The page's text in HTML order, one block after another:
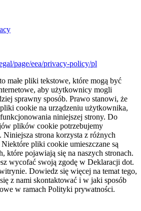
page/eea/privacy-policy/pl
małe pliki tekstowe, które mogą być
aby użytkownicy mogli
sprawny sposób. Prawo stanowi, że
cookie na urządzeniu użytkownika,
niniejszej strony. Do
plików cookie potrzebujemy
strona korzysta z różnych
pliki cookie umieszczane są
które pojawiają się na naszych stronach.
wycofać swoją zgodę w Deklaracji dot.
Dowiedz się więcej na temat tego,
z nami skontaktować i w jaki sposób
w ramach Polityki prywatności.